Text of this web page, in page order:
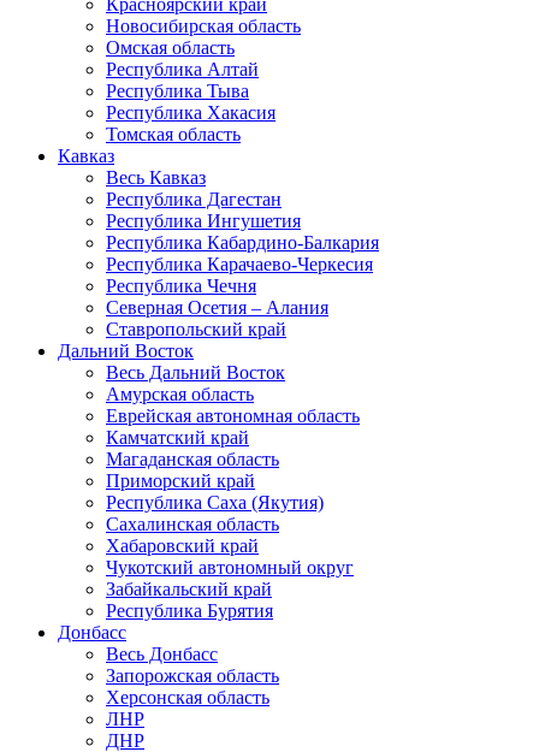
Красноярский край
Новосибирская область
Омская область
Республика Алтай
Республика Тыва
Республика Хакасия
Томская область
Кавказ
Весь Кавказ
Республика Дагестан
Республика Ингушетия
Республика Кабардино-Балкария
Республика Карачаево-Черкесия
Республика Чечня
Северная Осетия – Алания
Ставропольский край
Дальний Восток
Весь Дальний Восток
Амурская область
Еврейская автономная область
Камчатский край
Магаданская область
Приморский край
Республика Саха (Якутия)
Сахалинская область
Хабаровский край
Чукотский автономный округ
Забайкальский край
Республика Бурятия
Донбасс
Весь Донбасс
Запорожская область
Херсонская область
ЛНР
ДНР